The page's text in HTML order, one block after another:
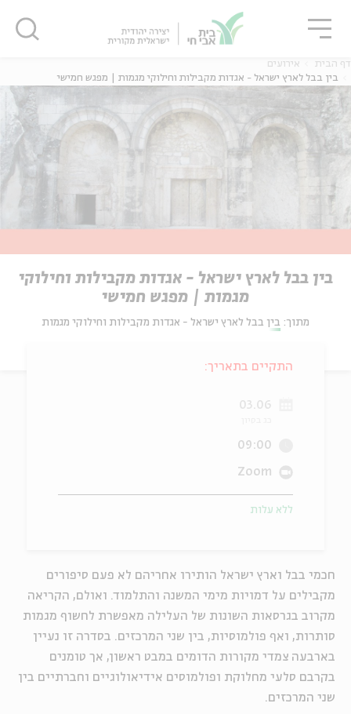
דף הבית
אירועים
בין בבל לארץ ישראל - אגדות מקבילות וחילוקי מגמות | מפגש חמישי
בין בבל לארץ ישראל - אגדות מקבילות וחילוקי
מגמות | מפגש חמישי
מתוך: בין בבל לארץ ישראל - אגדות מקבילות וחילוקי מגמות
חכמי בבל וארץ ישראל הותירו אחריהם לא פעם סיפורים
מקבילים על דמויות מימי המשנה והתלמוד. ואולם, הקריאה
מקרוב בגרסאות השונות של העלילה מאפשרת לחשוף מגמות
סותרות, ואף פולמוסיות, בין שני המרכזים. בסדרה זו נעיין
בארבעה צמדי מקורות הדומים במבט ראשון, אך טומנים
בקרבם סלעי מחלוקת ופולמוסים אידיאולוגיים וחברתיים בין
שני המרכזים.
התקיים בתאריך:
03.06
09:00
Zoom
ללא עלות
סגור